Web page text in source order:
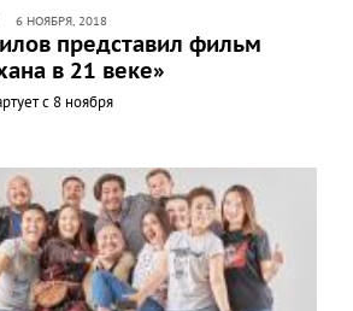
6 НОЯБРЯ, 2018
представил фильм
в 21 веке»
с 8 ноября